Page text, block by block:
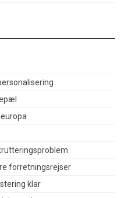
forretningsrejser
klar